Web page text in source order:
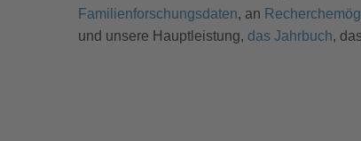
Familienforschungsdaten, an
und unsere Hauptleistung, das Jahrbuch,